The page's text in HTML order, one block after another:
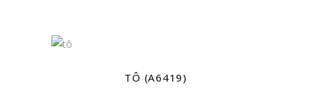
TÔ (A6419)